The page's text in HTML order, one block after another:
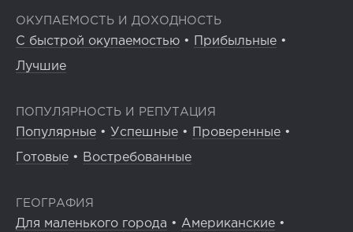
ОКУПАЕМОСТЬ И ДОХОДНОСТЬ
С быстрой окупаемостью • Прибыльные •
Лучшие
ПОПУЛЯРНОСТЬ И РЕПУТАЦИЯ
Популярные • Успешные • Проверенные •
Готовые • Востребованные
ГЕОГРАФИЯ
Для маленького города • Американские •